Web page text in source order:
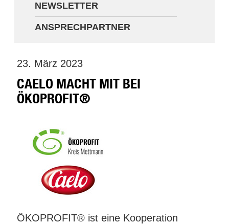
NEWSLETTER
ANSPRECHPARTNER
23. März 2023
CAELO MACHT MIT BEI
ÖKOPROFIT®
ÖKOPROFIT® ist eine Kooperation